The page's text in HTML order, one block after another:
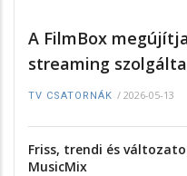
A FilmBox
streaming
TV CSATORNÁK / 2026-05-13
Friss, trendi és
MusicMix